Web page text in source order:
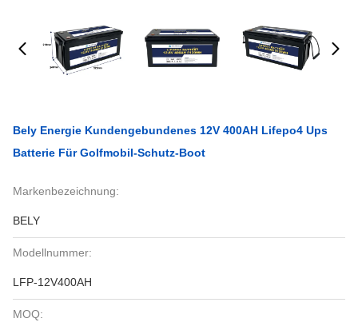
Bely Energie Kundengebundenes 12V 400AH Lifepo4 Ups
Batterie Für Golfmobil-Schutz-Boot
Markenbezeichnung:
BELY
Modellnummer:
LFP-12V400AH
MOQ: